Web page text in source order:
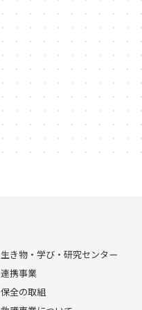
生き物・学び・研究センター
連携事業
保全の取組